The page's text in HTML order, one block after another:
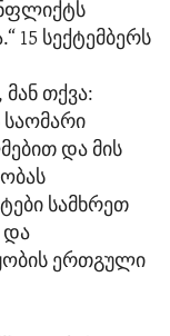
15 სექტემბერს
თქვა:
საომარი
და მის
სამხრეთ
და
ერთგული